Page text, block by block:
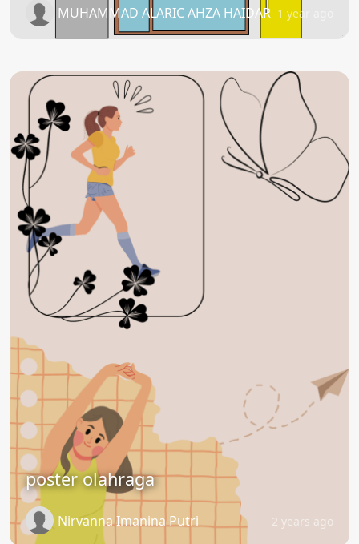
MUHAMMAD ALARIC AHZA HAIDAR 1 year ago
poster olahraga
Nirvanna Imanina Putri 2 years ago